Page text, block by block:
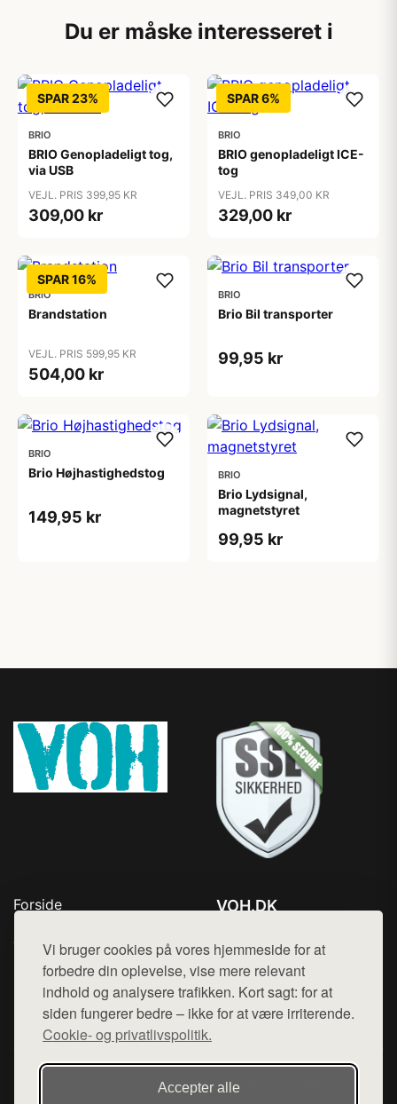
Vi bruger cookies på vores hjemmeside for at
forbedre din oplevelse, vise mere relevant
indhold og analysere trafikken. Kort sagt: for at
siden fungerer bedre – ikke for at være irriterende.
Cookie- og privatlivspolitik.
Accepter alle
Du er måske interesseret i
SPAR 23%
BRIO
BRIO Genopladeligt tog,
via USB
VEJL. PRIS 399,95 KR
309,00 kr
SPAR 6%
BRIO
BRIO genopladeligt ICE-
tog
VEJL. PRIS 349,00 KR
329,00 kr
SPAR 16%
BRIO
Brandstation
VEJL. PRIS 599,95 KR
504,00 kr
BRIO
Brio Bil transporter
99,95 kr
BRIO
Brio Højhastighedstog
149,95 kr
BRIO
Brio Lydsignal,
magnetstyret
99,95 kr
Forside
Top Rabatter
Kontakt
VOH.DK
Mail: hej@want.dk
Cookie- og privatlivspolitik
Denne side er en del af want.dk, der udgiver en række